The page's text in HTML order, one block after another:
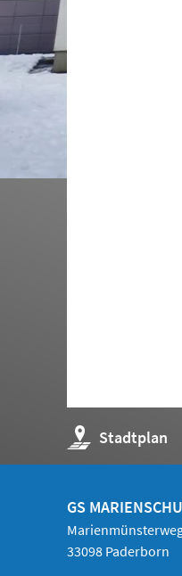
Stadtplan
(Öffnet
in
einem
Tab)
GS
33098 Paderborn